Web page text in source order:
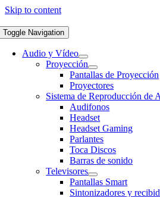
Skip to content
Toggle Navigation
Audio y Vídeo
Proyección
Pantallas de Proyección
Proyectores
Sistema de Reproducción de
Audifonos
Headset
Headset Gaming
Parlantes
Toca Discos
Barras de sonido
Televisores
Pantallas Smart
Sintonizadores y